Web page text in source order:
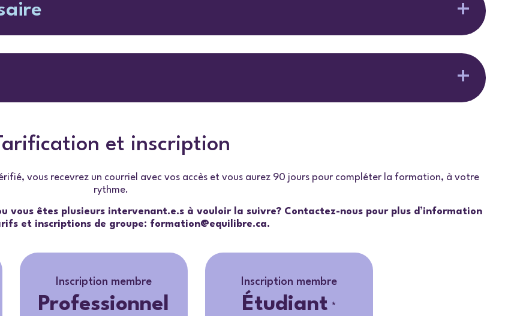
et inscription
vous recevrez un courriel avec vos accès et vous aurez 90 jours pour compléter la formation, à votre
rythme.
êtes plusieurs intervenant.e.s à vouloir la suivre? Contactez-nous pour plus d’information
et inscriptions de groupe: formation@equilibre.ca.
Inscription membre
Professionnel
Inscription membre
Étudiant *